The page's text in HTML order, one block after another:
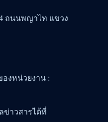
ถนนพญาไท แขวง
งหน่วยงาน :
าวสารได้ที่